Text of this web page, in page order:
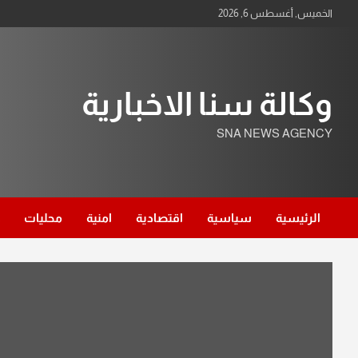
الخميس, أغسطس 6, 2026
وكالة سنا الاخبارية
SNA NEWS AGENCY
الرئيسية سياسية اقتصادية امنية محليات